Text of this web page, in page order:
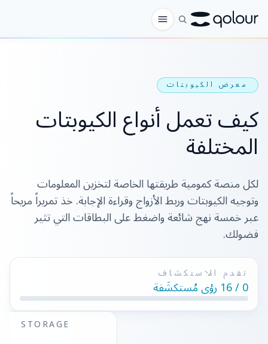
المتجر
لـ
الهواة
الأطفال وأولياء الأمور
المؤسسات
العلم
كيوبتات في الواقع
دراسة حالة تعليمية
دراسة حالة توعوية
معرض الكيوبتات
كيف تعمل أنواع الكيوبتات
المختلفة
لكل منصة كمومية طريقتها الخاصة لتخزين المعلومات
وتوجيه الكيوبتات وربط الأزواج وقراءة الإجابة. خذ تمريراً مريحاً
عبر خمسة نهج شائعة واضغط على البطاقات التي تثير
فضولك.
تقدم الاستكشاف
0 / 16 رؤى مُستكشَفة
STORAGE